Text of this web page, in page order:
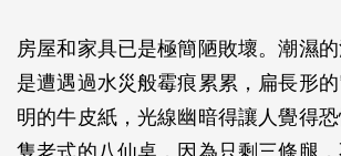
房屋和家具已是極簡陋敗壞。潮濕
是遭遇過水災般霉痕累累，扁長形
明的牛皮紙，光線幽暗得讓人覺得
隻老式的八仙桌，因為只剩三條腿